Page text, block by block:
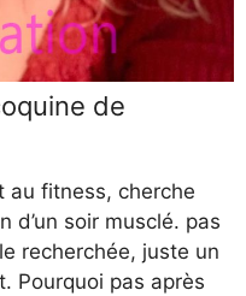
de
au fitness, cherche
d’un soir musclé. pas
recherchée, juste un
Pourquoi pas après